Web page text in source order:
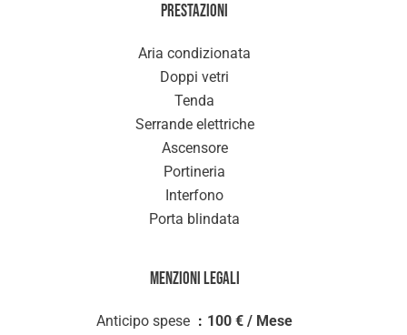
Prestazioni
Aria condizionata
Doppi vetri
Tenda
Serrande elettriche
Ascensore
Portineria
Interfono
Porta blindata
Menzioni legali
Anticipo spese
100 € / Mese